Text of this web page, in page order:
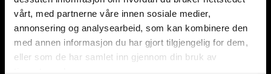
vårt, med partnerne våre innen sosiale medier,
annonsering og analysearbeid, som kan kombinere den
med annen informasjon du har gjort tilgjengelig for dem,
eller som de har samlet inn gjennom din bruk av
Bøker
Godteri, mat & drikke
Hobby & fritid
Klær